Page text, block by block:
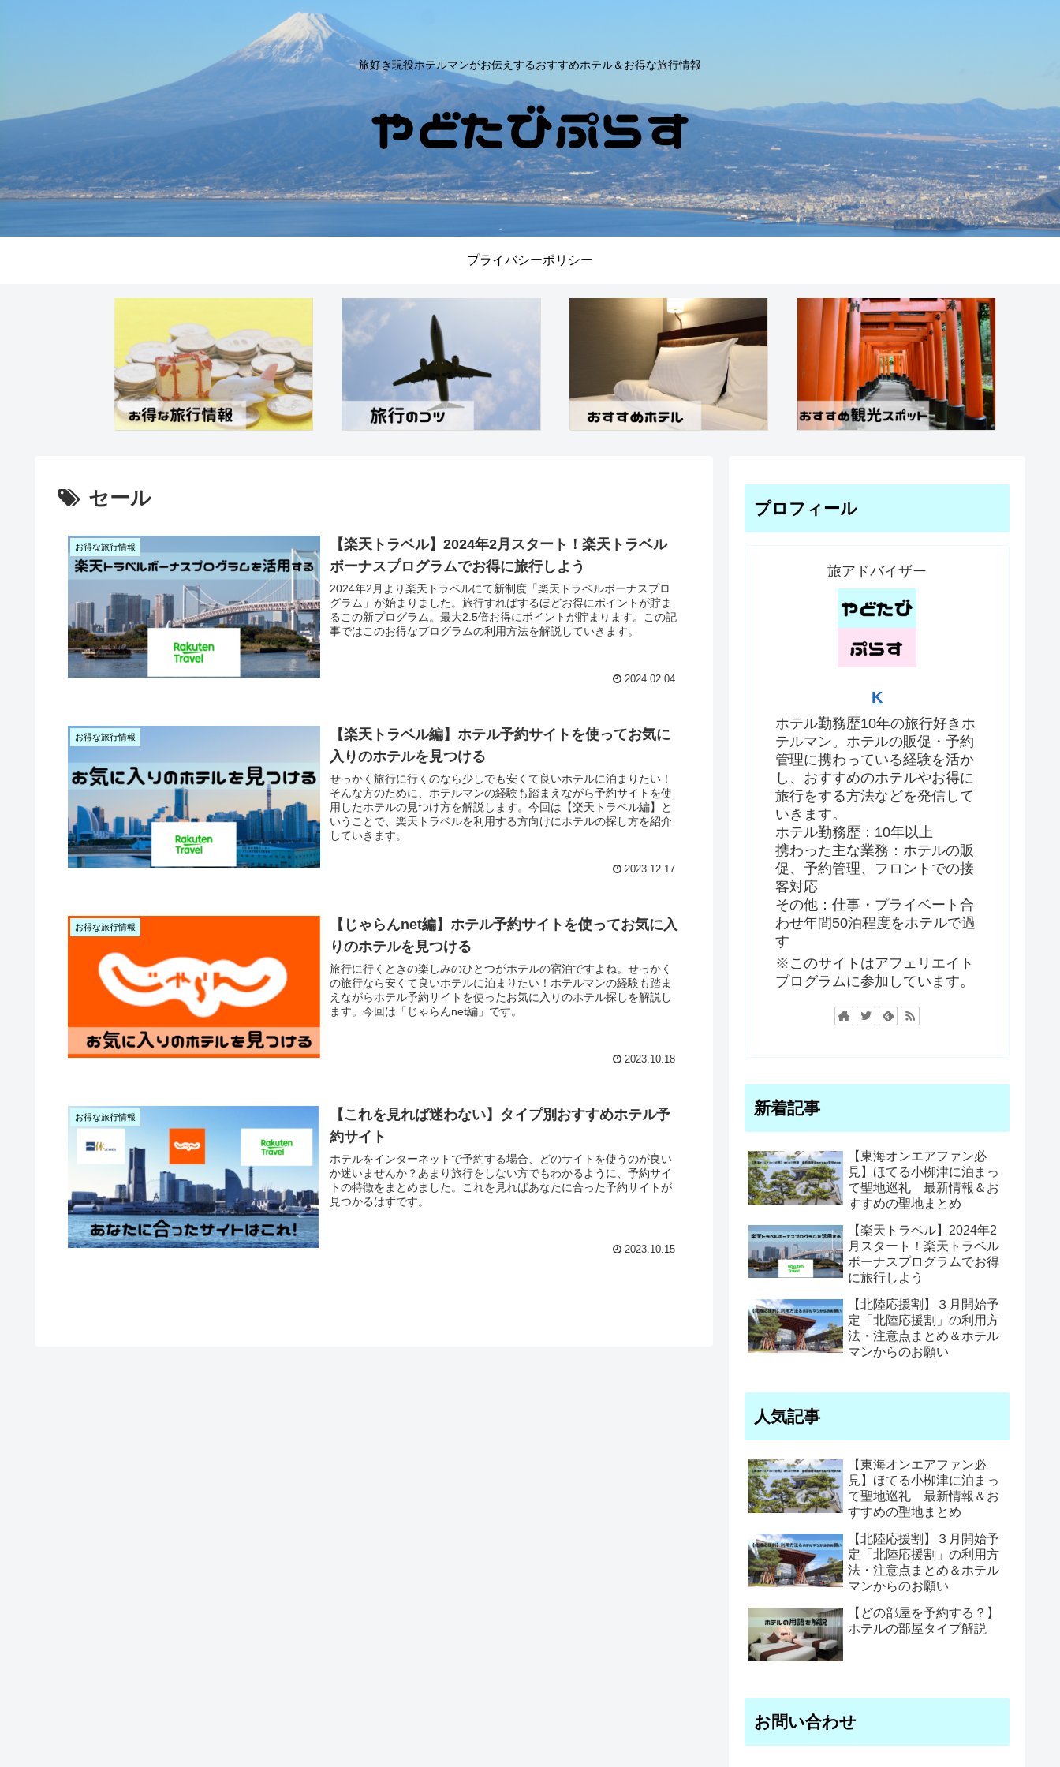
旅好き現役ホテルマンがお伝えするおすすめホテル＆お得な旅行情報
プライバシーポリシー
セール
お得な旅行情報
【楽天トラベル】2024年2月スタート！楽天トラベル
ボーナスプログラムでお得に旅行しよう
2024年2月より楽天トラベルにて新制度「楽天トラベルボーナスプロ
グラム」が始まりました。旅行すればするほどお得にポイントが貯ま
るこの新プログラム。最大2.5倍お得にポイントが貯まります。この記
事ではこのお得なプログラムの利用方法を解説していきます。
2024.02.04
お得な旅行情報
【楽天トラベル編】ホテル予約サイトを使ってお気に
入りのホテルを見つける
せっかく旅行に行くのなら少しでも安くて良いホテルに泊まりたい！
そんな方のために、ホテルマンの経験も踏まえながら予約サイトを使
用したホテルの見つけ方を解説します。今回は【楽天トラベル編】と
いうことで、楽天トラベルを利用する方向けにホテルの探し方を紹介
していきます。
2023.12.17
お得な旅行情報
【じゃらんnet編】ホテル予約サイトを使ってお気に入
りのホテルを見つける
旅行に行くときの楽しみのひとつがホテルの宿泊ですよね。せっかく
の旅行なら安くて良いホテルに泊まりたい！ホテルマンの経験も踏ま
えながらホテル予約サイトを使ったお気に入りのホテル探しを解説し
ます。今回は「じゃらんnet編」です。
2023.10.18
お得な旅行情報
【これを見れば迷わない】タイプ別おすすめホテル予
約サイト
ホテルをインターネットで予約する場合、どのサイトを使うのが良い
か迷いませんか？あまり旅行をしない方でもわかるように、予約サイ
トの特徴をまとめました。これを見ればあなたに合った予約サイトが
見つかるはずです。
2023.10.15
プロフィール
旅アドバイザー
K
ホテル勤務歴10年の旅行好きホ
テルマン。ホテルの販促・予約
管理に携わっている経験を活か
し、おすすめのホテルやお得に
旅行をする方法などを発信して
いきます。
ホテル勤務歴：10年以上
携わった主な業務：ホテルの販
促、予約管理、フロントでの接
客対応
その他：仕事・プライベート合
わせ年間50泊程度をホテルで過
す
※このサイトはアフェリエイト
プログラムに参加しています。
新着記事
【東海オンエアファン必
見】ほてる小栁津に泊まっ
て聖地巡礼 最新情報＆お
すすめの聖地まとめ
【楽天トラベル】2024年2
月スタート！楽天トラベル
ボーナスプログラムでお得
に旅行しよう
【北陸応援割】３月開始予
定「北陸応援割」の利用方
法・注意点まとめ＆ホテル
マンからのお願い
人気記事
【東海オンエアファン必
見】ほてる小栁津に泊まっ
て聖地巡礼 最新情報＆お
すすめの聖地まとめ
【北陸応援割】３月開始予
定「北陸応援割」の利用方
法・注意点まとめ＆ホテル
マンからのお願い
【どの部屋を予約する？】
ホテルの部屋タイプ解説
お問い合わせ